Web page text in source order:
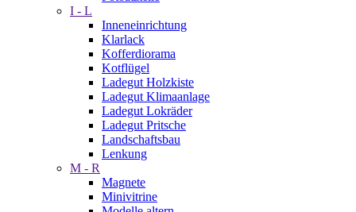
I - L
Inneneinrichtung
Klarlack
Kofferdiorama
Kotflügel
Ladegut Holzkiste
Ladegut Klimaanlage
Ladegut Lokräder
Ladegut Pritsche
Landschaftsbau
Lenkung
M - R
Magnete
Minivitrine